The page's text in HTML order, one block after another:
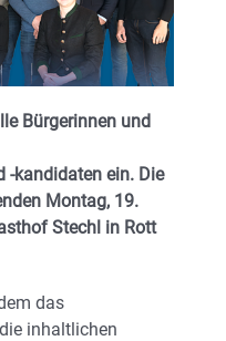
Bürgerinnen und
-kandidaten ein. Die
Montag, 19.
Stechl in Rott
das
inhaltlichen